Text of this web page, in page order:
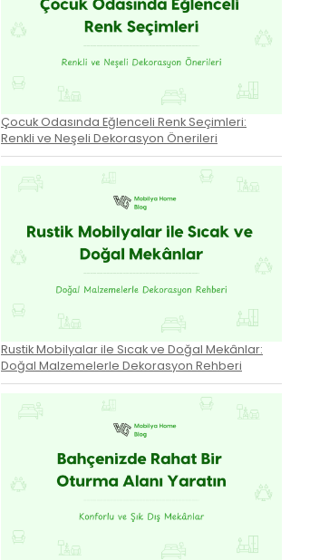
Çocuk Odasında Eğlenceli Renk Seçimleri:
Renkli ve Neşeli Dekorasyon Önerileri
Rustik Mobilyalar ile Sıcak ve Doğal Mekânlar:
Doğal Malzemelerle Dekorasyon Rehberi